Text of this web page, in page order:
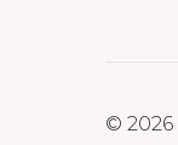
© 2026